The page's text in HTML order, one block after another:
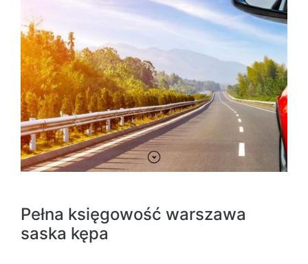
Pełna księgowość warszawa
saska kępa